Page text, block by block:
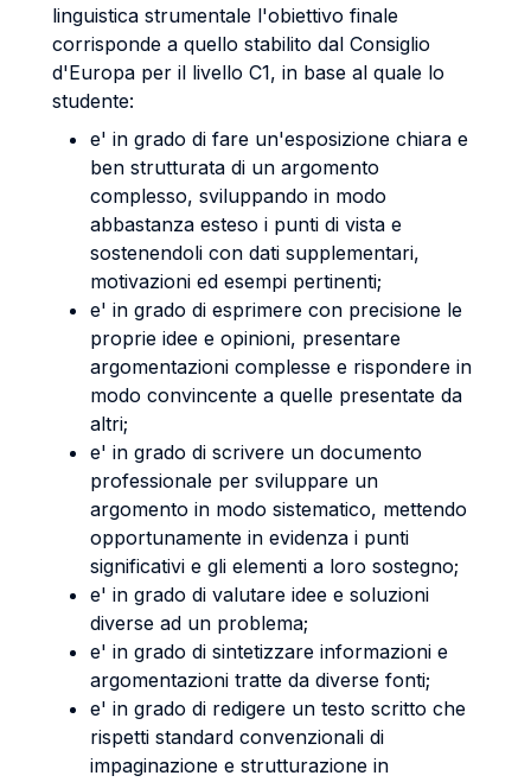
linguistica strumentale l'obiettivo finale
corrisponde a quello stabilito dal Consiglio
d'Europa per il livello C1, in base al quale lo
studente:
e' in grado di fare un'esposizione chiara e
ben strutturata di un argomento
complesso, sviluppando in modo
abbastanza esteso i punti di vista e
sostenendoli con dati supplementari,
motivazioni ed esempi pertinenti;
e' in grado di esprimere con precisione le
proprie idee e opinioni, presentare
argomentazioni complesse e rispondere in
modo convincente a quelle presentate da
altri;
e' in grado di scrivere un documento
professionale per sviluppare un
argomento in modo sistematico, mettendo
opportunamente in evidenza i punti
significativi e gli elementi a loro sostegno;
e' in grado di valutare idee e soluzioni
diverse ad un problema;
e' in grado di sintetizzare informazioni e
argomentazioni tratte da diverse fonti;
e' in grado di redigere un testo scritto che
rispetti standard convenzionali di
impaginazione e strutturazione in